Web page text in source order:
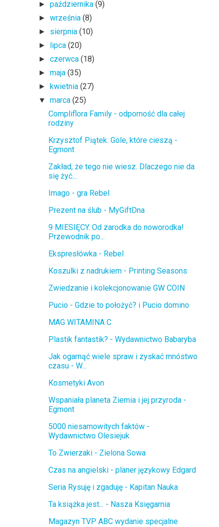
►października(9)
►września(8)
► sierpnia(10)
► lipca(20)
►czerwca(18)
►maja(35)
► kwietnia(27)
▼marca(25)
Compliflora Family - odporność dla całej
rodziny
Krzysztof Piątek. Gole, które cieszą -
Egmont
Zakład, że tego nie wiesz. Dlaczego nie da
się żyć...
Imago - gra Rebel
Prezent na ślub - MyGiftDna
9 MIESIĘCY. Od zarodka do noworodka!
Przewodnik po...
Ekspresłówka - Rebel
Koszulki z nadrukiem - Printing Seasons
Zwiedzanie i kolekcjonowanie GW COIN
Pucio - Gdzie to położyć? i Pucio domino
MAG WITAMINA C
Plastik fantastik? - Wydawnictwo Babaryba
Jak ogarnąć wiele spraw i zyskać mnóstwo
czasu - W...
Kosmetyki Avon
Wspaniała planeta Ziemia i jej przyroda -
Egmont
5000 niesamowitych faktów -
Wydawnictwo Olesiejuk
To Zwierzaki - Zielona Sowa
Czas na angielski - planer językowy Edgard
Seria Rysuję i zgaduję - Kapitan Nauka
Ta książka jest... - Nasza Księgarnia
Magazyn TVP ABC wydanie specjalne